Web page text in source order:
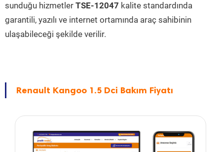
sunduğu hizmetler TSE-12047 kalite standardında
garantili, yazılı ve internet ortamında araç sahibinin
ulaşabileceği şekilde verilir.
Renault Kangoo 1.5 Dci Bakım Fiyatı